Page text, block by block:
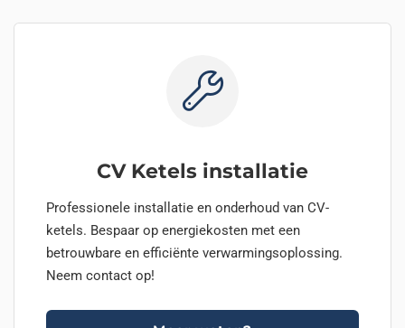
CV Ketels installatie
Professionele installatie en onderhoud van CV-
ketels. Bespaar op energiekosten met een
betrouwbare en efficiënte verwarmingsoplossing.
Neem contact op!